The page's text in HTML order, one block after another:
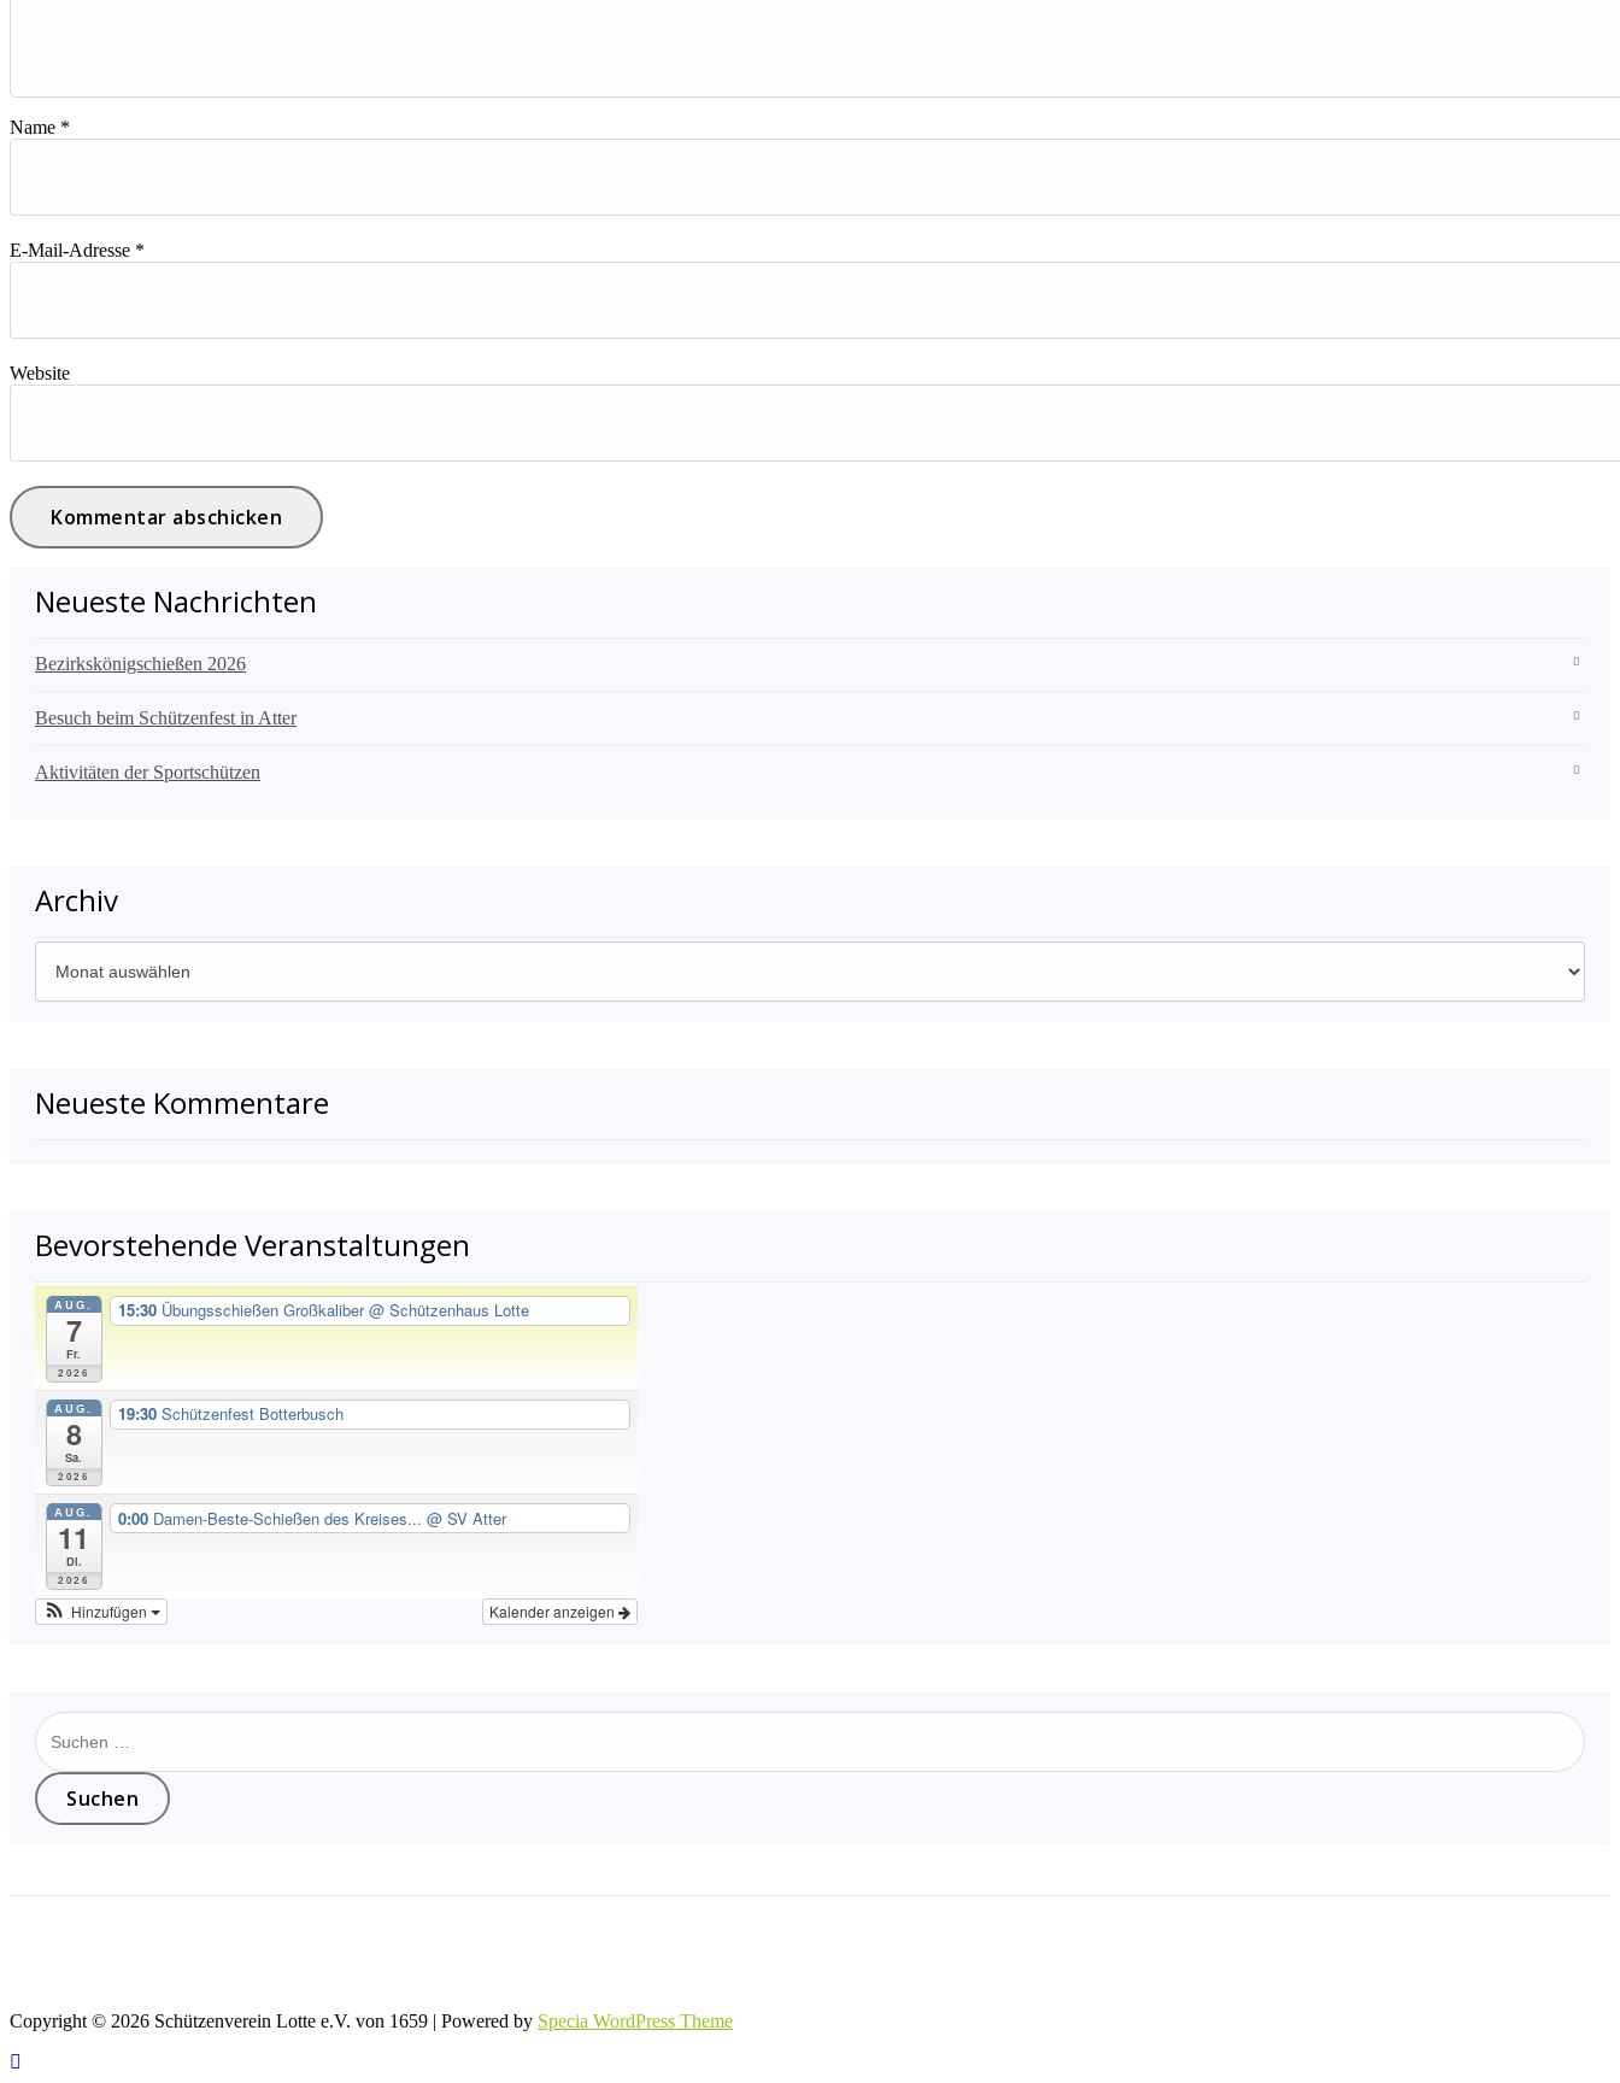
Name *
E-Mail-Adresse *
Website
Neueste Nachrichten
Bezirkskönigschießen 2026
Besuch beim Schützenfest in Atter
Aktivitäten der Sportschützen
Archiv
Archiv
Neueste Kommentare
Bevorstehende Veranstaltungen
AUG.
7
Fr.
2026
15:30 Übungsschießen Großkaliber@ Schützenhaus Lotte
AUG.
8
Sa.
2026
19:30 Schützenfest Botterbusch
AUG.
11
Di.
2026
0:00 Damen-Beste-Schießen des Kreises... @ SV Atter
Kalender anzeigen
Hinzufügen
Suchen
nach:
Copyright © 2026 Schützenverein Lotte e.V. von 1659 | Powered by Specia WordPress Theme